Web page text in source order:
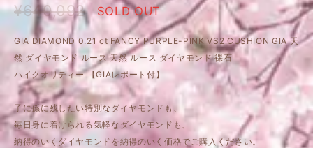
¥640,092 SOLD OUT
GIA DIAMOND 0.21 ct FANCY PURPLE-PINK VS2 CUSHION GIA 天
然 ダイヤモンド ルース 天然 ルース ダイヤモンド 裸石
ハイクオリティー 【GIAレポート付】
子に孫に残したい特別なダイヤモンドも、
毎日身に着けられる気軽なダイヤモンドも、
納得のいくダイヤモンドを納得のいく価格でご購入ください。